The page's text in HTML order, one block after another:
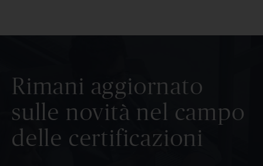
Rimani aggiornato
sulle novità nel campo
delle certificazioni